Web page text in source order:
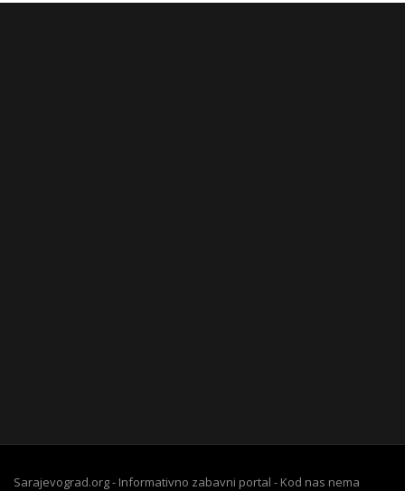
Sarajevograd.org - Informativno zabavni portal - Kod nas nema